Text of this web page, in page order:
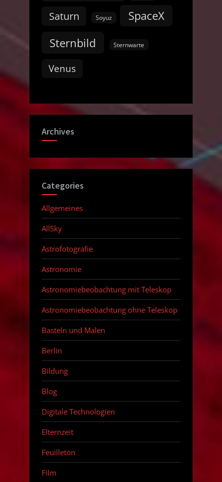
Saturn Soyuz
SpaceX
Sternbild
Sternwarte
Venus
Archives
Categories
Allgemeines
AllSky
Astrofotografie
Astronomie
Astronomiebeobachtung mit Teleskop
Astronomiebeobachtung ohne Teleskop
Basteln und Malen
Berlin
Bildung
Blog
Digitale Technologien
Elternzeit
Feuilleton
Film